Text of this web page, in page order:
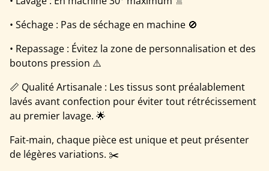
• Séchage : Pas de séchage en machine 🚫
• Repassage : Évitez la zone de personnalisation et des
boutons pression ⚠️
📏 Qualité Artisanale : Les tissus sont préalablement
lavés avant confection pour éviter tout rétrécissement
au premier lavage. 🌟
Fait-main, chaque pièce est unique et peut présenter
de légères variations. ✂️